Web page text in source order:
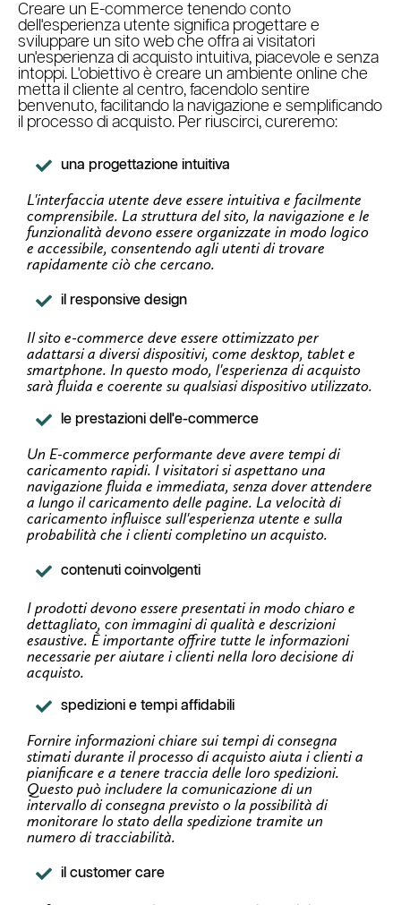
Creare un E-commerce tenendo conto
dell'esperienza utente significa progettare e
sviluppare un sito web che offra ai visitatori
un'esperienza di acquisto intuitiva, piacevole e senza
intoppi. L'obiettivo è creare un ambiente online che
metta il cliente al centro, facendolo sentire
benvenuto, facilitando la navigazione e semplificando
il processo di acquisto. Per riuscirci, cureremo:
una progettazione intuitiva
L'interfaccia utente deve essere intuitiva e facilmente
comprensibile. La struttura del sito, la navigazione e le
funzionalità devono essere organizzate in modo logico
e accessibile, consentendo agli utenti di trovare
rapidamente ciò che cercano.
il responsive design
Il sito e-commerce deve essere ottimizzato per
adattarsi a diversi dispositivi, come desktop, tablet e
smartphone. In questo modo, l'esperienza di acquisto
sarà fluida e coerente su qualsiasi dispositivo utilizzato.
le prestazioni dell'e-commerce
Un E-commerce performante deve avere tempi di
caricamento rapidi. I visitatori si aspettano una
navigazione fluida e immediata, senza dover attendere
a lungo il caricamento delle pagine. La velocità di
caricamento influisce sull'esperienza utente e sulla
probabilità che i clienti completino un acquisto.
contenuti coinvolgenti
I prodotti devono essere presentati in modo chiaro e
dettagliato, con immagini di qualità e descrizioni
esaustive. È importante offrire tutte le informazioni
necessarie per aiutare i clienti nella loro decisione di
acquisto.
spedizioni e tempi affidabili
Fornire informazioni chiare sui tempi di consegna
stimati durante il processo di acquisto aiuta i clienti a
pianificare e a tenere traccia delle loro spedizioni.
Questo può includere la comunicazione di un
intervallo di consegna previsto o la possibilità di
monitorare lo stato della spedizione tramite un
numero di tracciabilità.
il customer care